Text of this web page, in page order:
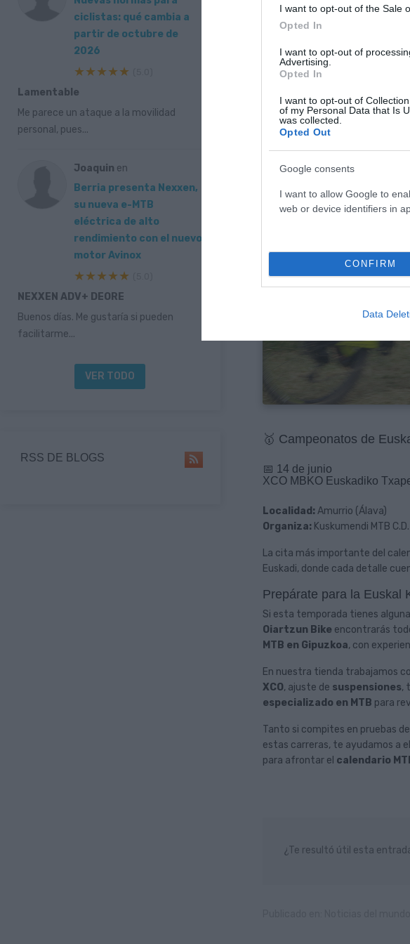
I want to opt-out of the Sale
Opted In
I want to opt-out of
Advertising.
Opted In
I want to opt-out of
of my Personal Data that Is
was collected.
Opted Out
Google consents
I want to allow Google to
web or device identifiers in
CONFIRM
Data
ciclistas: qué cambia a
partir de octubre de
2026
★★★★★
Lamentable
Me parece un ataque a la movilidad
personal, pues...
Joaquin en
Berria presenta Nexxen,
su nueva e-MTB
eléctrica de alto
rendimiento con el nuevo
motor Avinox
★★★★★
NEXXEN ADV+ DEORE
Buenos días. Me gustaría si pueden
facilitarme...
VER TODO
RSS DE BLOGS
🥇 Campeonatos de
📅 14 de junio
XCO MBKO Euskadiko
Localidad: Amurrio (Álava)
Organiza: Kuskumendi MTB C.D.
La cita más importante del
Euskadi, donde cada detalle
Prepárate para la Euskal
Si esta temporada tienes
Oiartzun Bike encontrarás
MTB en Gipuzkoa, con
En nuestra tienda trabajamos
XCO, ajuste de suspensiones,
especializado en MTB para
Tanto si compites en pruebas
estas carreras, te ayudamos a
para afrontar el calendario
¿Te resultó útil esta